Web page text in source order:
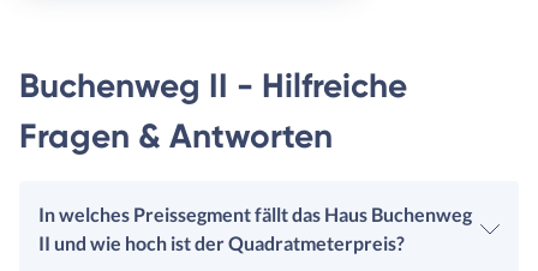
Buchenweg II - Hilfreiche
Fragen & Antworten
In welches Preissegment fällt das Haus Buchenweg
II und wie hoch ist der Quadratmeterpreis?